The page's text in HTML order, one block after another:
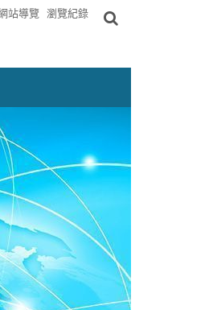
站導覽 瀏覽紀錄